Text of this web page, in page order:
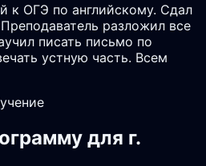
к ОГЭ по английскому. Сдал
разложил все
писать письмо по
устную часть. Всем
для г.